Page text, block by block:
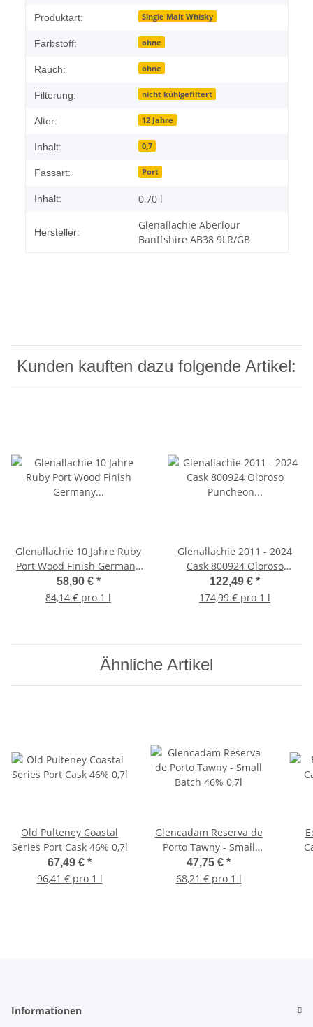
Produktart: Single Malt Whisky
Farbstoff: ohne
Rauch: ohne
Filterung: nicht kühlgefiltert
Alter: 12 Jahre
Inhalt: 0,7
Fassart: Port
Inhalt: 0,70 l
Hersteller:
Glenallachie Aberlour
Banffshire AB38 9LR/GB
Kunden kauften dazu folgende Artikel:
Glenallachie 10 Jahre Ruby
Port Wood Finish Germany
Exclusive 48% 0,7l
58,90 € *
84,14 € pro 1 l
Glenallachie 2011 - 2024
Cask 800924 Oloroso
Puncheon 62,9% 0,7l
122,49 € *
174,99 € pro 1 l
Ähnliche Artikel
Old Pulteney Coastal
Series Port Cask 46% 0,7l
67,49 € *
96,41 € pro 1 l
Glencadam Reserva de
Porto Tawny - Small
Batch 46% 0,7l
47,75 € *
68,21 € pro 1 l
Informationen